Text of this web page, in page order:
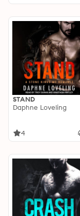
STAND
Daphne Loveling
4